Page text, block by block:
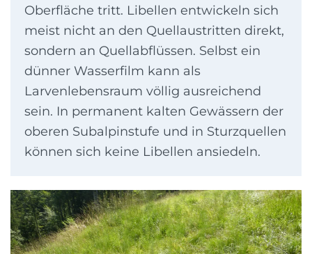
Oberfläche tritt. Libellen entwickeln sich
meist nicht an den Quellaustritten direkt,
sondern an Quellabflüssen. Selbst ein
dünner Wasserfilm kann als
Larvenlebensraum völlig ausreichend
sein. In permanent kalten Gewässern der
oberen Subalpinstufe und in Sturzquellen
können sich keine Libellen ansiedeln.